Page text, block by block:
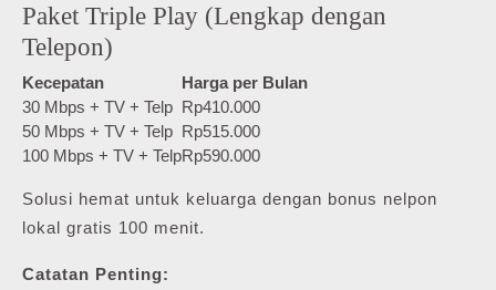
Paket Triple Play (Lengkap dengan
Telepon)
Kecepatan
Harga per Bulan
30 Mbps + TV + Telp Rp410.000
50 Mbps + TV + Telp Rp515.000
100 Mbps + TV + TelpRp590.000
Solusi hemat untuk keluarga dengan bonus nelpon
lokal gratis 100 menit.
Catatan Penting: